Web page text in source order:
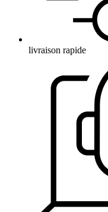
livraison rapide